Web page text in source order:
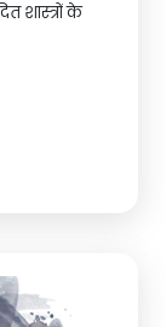
शास्त्रों के